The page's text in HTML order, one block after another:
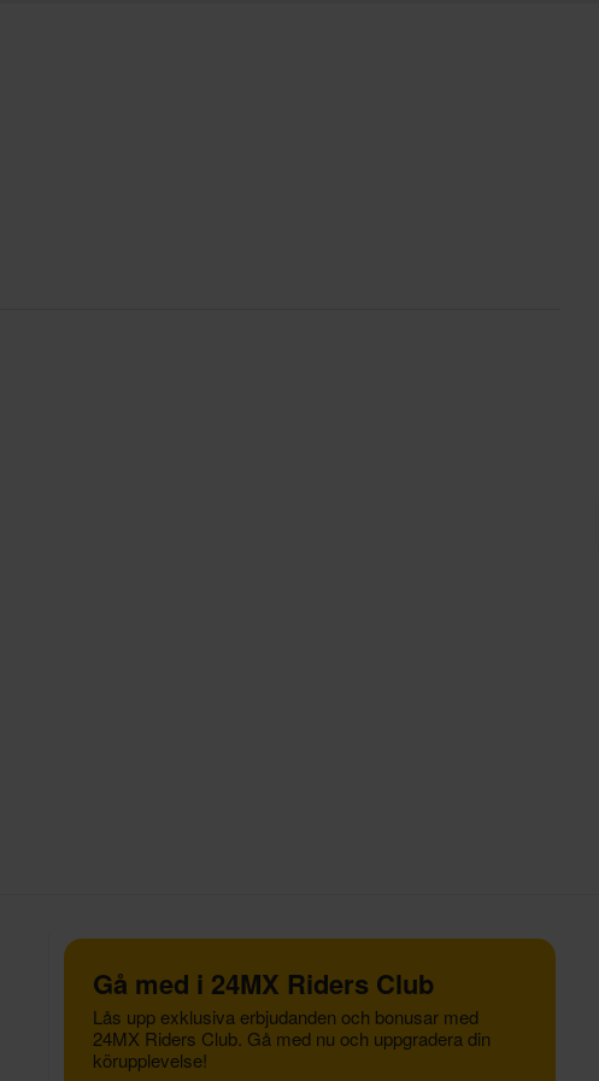
Gå med i 24MX Riders Club
Lås upp exklusiva erbjudanden och bonusar med
24MX Riders Club. Gå med nu och uppgradera din
körupplevelse!